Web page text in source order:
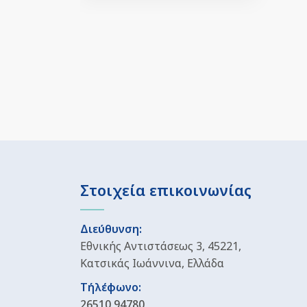
Στοιχεία επικοινωνίας
Διεύθυνση:
Εθνικής Αντιστάσεως 3, 45221,
Κατσικάς Ιωάννινα, Ελλάδα
Τήλέφωνο: